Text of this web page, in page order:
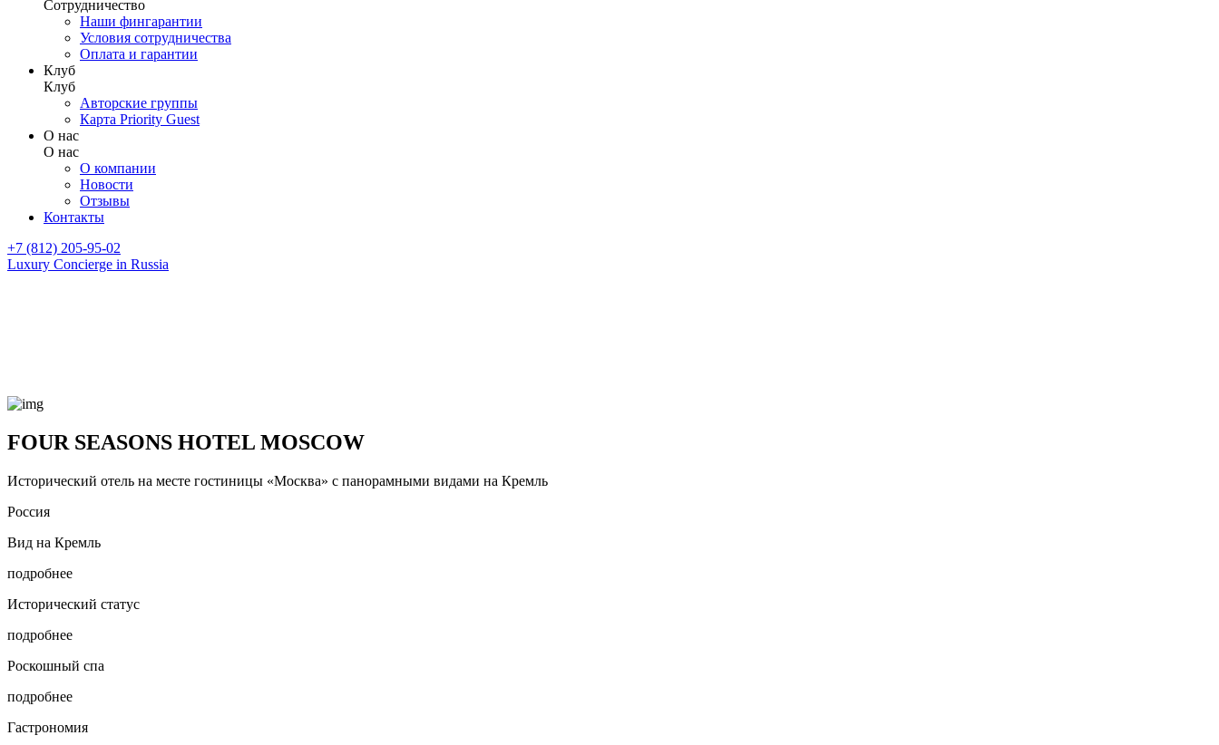
Сотрудничество
Наши фингарантии
Условия сотрудничества
Оплата и гарантии
Клуб
Клуб
Авторские группы
Карта Priority Guest
О нас
О нас
О компании
Новости
Отзывы
Контакты
+7 (812) 205-95-02
Luxury Concierge in Russia
FOUR SEASONS HOTEL MOSCOW
Исторический отель на месте гостиницы «Москва» с панорамными видами на Кремль
Россия
Вид на Кремль
подробнее
Исторический статус
подробнее
Роскошный спа
подробнее
Гастрономия